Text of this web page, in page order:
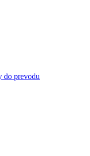
do prevodu